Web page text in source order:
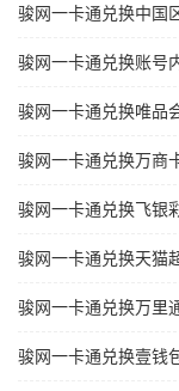
骏网一卡通兑换中国
骏网一卡通兑换账号
骏网一卡通兑换唯品
骏网一卡通兑换万商
骏网一卡通兑换飞银
骏网一卡通兑换天猫
骏网一卡通兑换万里
骏网一卡通兑换壹钱